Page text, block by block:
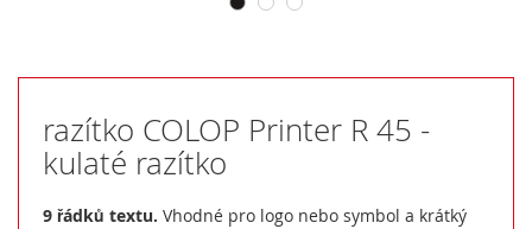
razítko COLOP Printer R 45 -
kulaté razítko
9 řádků textu. Vhodné pro logo nebo symbol a krátký